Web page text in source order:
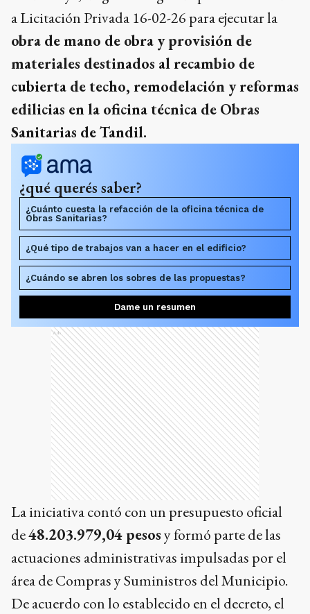
a Licitación Privada 16-02-26 para ejecutar la
obra de mano de obra y provisión de
materiales destinados al recambio de
cubierta de techo, remodelación y reformas
edilicias en la oficina técnica de Obras
Sanitarias de Tandil.
¿qué querés saber?
¿Cuánto cuesta la refacción de la oficina técnica de
Obras Sanitarias?
¿Qué tipo de trabajos van a hacer en el edificio?
¿Cuándo se abren los sobres de las propuestas?
Dame un resumen
Ads
La iniciativa contó con un presupuesto oficial
de48.203.979,04 pesosy formó parte de las
actuaciones administrativas impulsadas por el
área de Compras y Suministros del Municipio.
De acuerdo con lo establecido en el decreto, el